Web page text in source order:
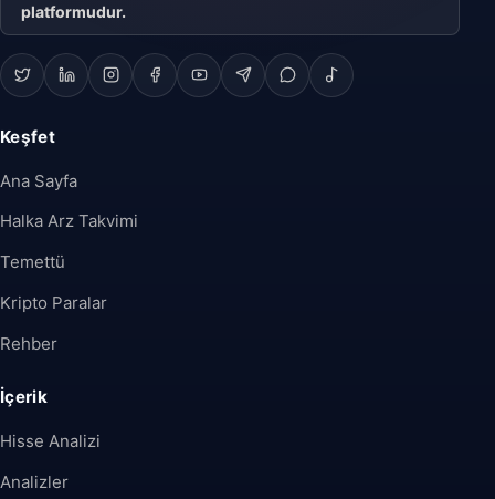
platformudur.
Keşfet
Ana Sayfa
Halka Arz Takvimi
Temettü
Kripto Paralar
Rehber
İçerik
Hisse Analizi
Analizler